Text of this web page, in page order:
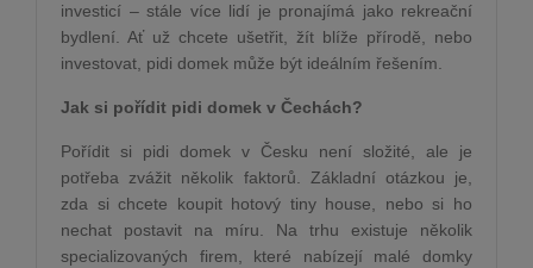
investicí – stále více lidí je pronajímá jako rekreační
bydlení. Ať už chcete ušetřit, žít blíže přírodě, nebo
investovat, pidi domek může být ideálním řešením.
Jak si pořídit pidi domek v Čechách?
Pořídit si pidi domek v Česku není složité, ale je
potřeba zvážit několik faktorů. Základní otázkou je,
zda si chcete koupit hotový tiny house, nebo si ho
nechat postavit na míru. Na trhu existuje několik
specializovaných firem, které nabízejí malé domky